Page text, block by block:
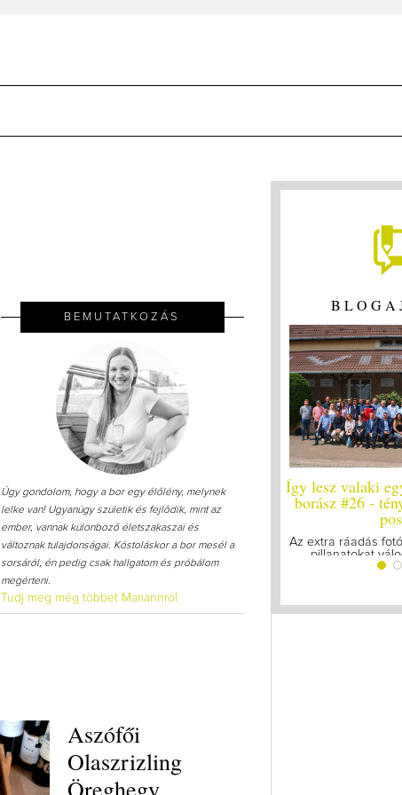
BEMUTATKOZÁS
Úgy gondolom, hogy a bor egy élőlény, melynek
lelke van! Ugyanúgy születik és fejlődik, mint az
ember, vannak különböző életszakaszai és
változnak tulajdonságai. Kóstoláskor a bor mesél a
sorsáról, én pedig csak hallgatom és próbálom
megérteni.
Tudj meg még többet Mariannról
Aszófői
Olaszrizling
Öreghegy
Így lesz valaki egy év alatt
borász #26 - tényleg a
Az extra ráadás fotók mellett a
pillanatokat válogattam össze...